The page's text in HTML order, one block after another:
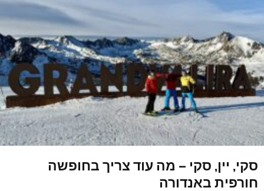
סקי, יין, סקי – מה עוד צריך בחופשה
חורפית באנדורה